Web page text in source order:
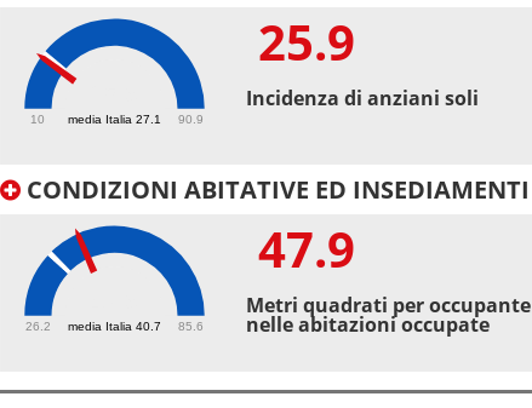
media Italia 27.1
10 90.9
25.9
Incidenza di anziani soli
CONDIZIONI ABITATIVE ED INSEDIAMENTI
media Italia 40.7
26.2 85.6
47.9
Metri quadrati per occupante
nelle abitazioni occupate